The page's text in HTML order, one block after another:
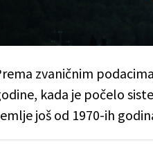
zvaničnim
kada je počelo
još od 1970-ih